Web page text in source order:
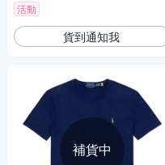
活動
貨到通知我
補貨中